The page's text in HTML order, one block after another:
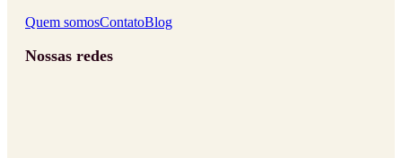
Quem somosContatoBlog
Nossas redes